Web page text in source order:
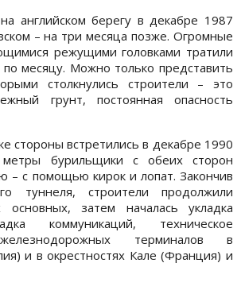
английском берегу в декабре 1987
– на три месяца позже. Огромные
режущими головками тратили
месяцу. Можно только представить
столкнулись строители – это
грунт, постоянная опасность
стороны встретились в декабре 1990
метры бурильщики с обеих сторон
– с помощью кирок и лопат. Закончив
туннеля, строители продолжили
основных, затем началась укладка
коммуникаций, техническое
терминалов в
и в окрестностях Кале (Франция) и